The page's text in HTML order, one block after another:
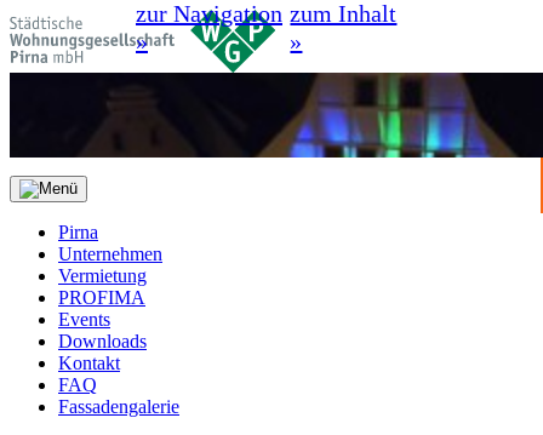
zur Navigation
»
zum Inhalt
»
Pirna
Unternehmen
Vermietung
PROFIMA
Events
Downloads
Kontakt
FAQ
Fassadengalerie